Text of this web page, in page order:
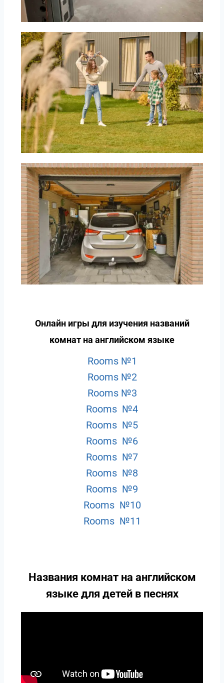
Онлайн игры для изучения названий
комнат на английском языке
Rooms №1
Rooms №2
Rooms №3
Rooms №4
Rooms №5
Rooms №6
Rooms №7
Rooms №8
Rooms №9
Rooms №10
Rooms №11
Названия комнат на английском
языке для детей в песнях